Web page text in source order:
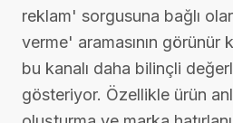
reklam' sorgusuna bağlı
verme' aramasının görünür
bu kanalı daha bilinçli
gösteriyor. Özellikle ürün